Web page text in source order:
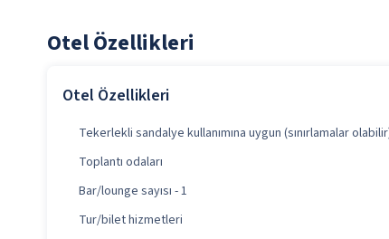
Otel Özellikleri
Otel Özellikleri
Tekerlekli sandalye kullanımına uygun (sınırlamalar
Toplantı odaları
Bar/lounge sayısı - 1
Tur/bilet hizmetleri